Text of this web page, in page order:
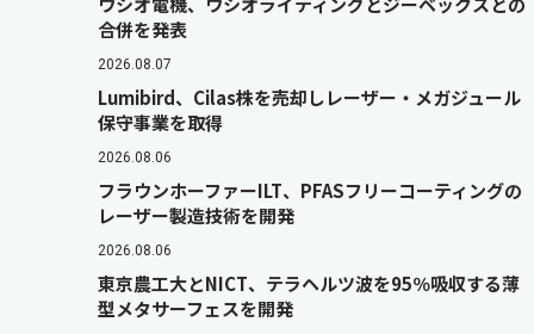
合併を発表
2026.08.07
Lumibird、Cilas株を売却しレーザー・メガジュール
保守事業を取得
2026.08.06
フラウンホーファーILT、PFASフリーコーティングの
レーザー製造技術を開発
2026.08.06
東京農工大とNICT、テラヘルツ波を95％吸収する薄
型メタサーフェスを開発